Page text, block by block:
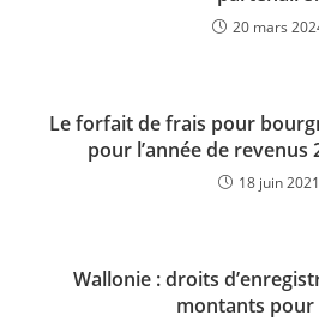
20 mars
Le forfait de frais pour
pour l’année de revenus
18 juin 2021
Wallonie : droits
montants pour